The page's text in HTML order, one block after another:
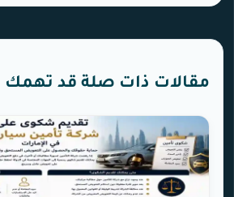
مقالات ذات صلة قد تهمك